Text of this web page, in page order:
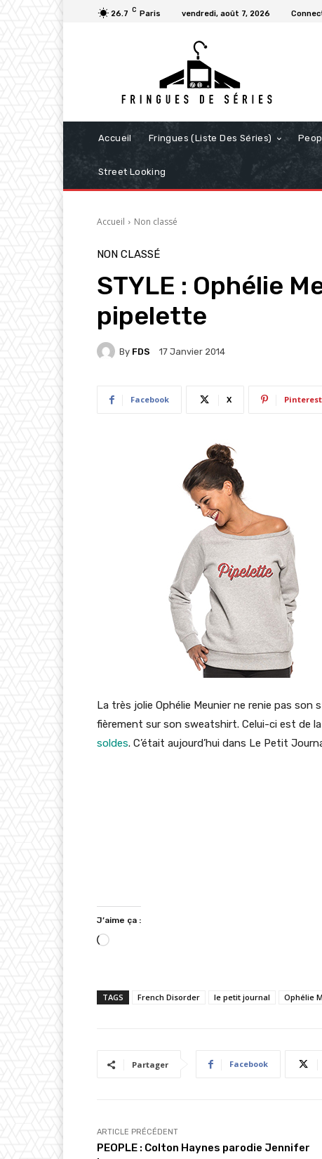
26.7 C Paris vendredi, août 7, 2026
Accueil Fringues (Liste Des Séries)
Street Looking
Accueil Non classé
NON CLASSÉ
STYLE : Ophélie
pipelette
By FDS 17 Janvier 2014
Facebook X Pinterest
La très jolie Ophélie Meunier ne renie pas son
fièrement sur son sweatshirt. Celui-ci est de
soldes. C’était aujourd’hui dans Le Petit
J’aime ça :
C
r
…
TAGS French Disorder le petit journal Ophélie
Partager Facebook
ARTICLE PRÉCÉDENT
PEOPLE : Colton Haynes parodie Jennifer